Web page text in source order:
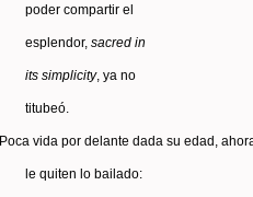
poder compartir el
esplendor, sacred in
its simplicity, ya no
titubeó.
Poca vida por delante dada su edad,
le quiten lo bailado: